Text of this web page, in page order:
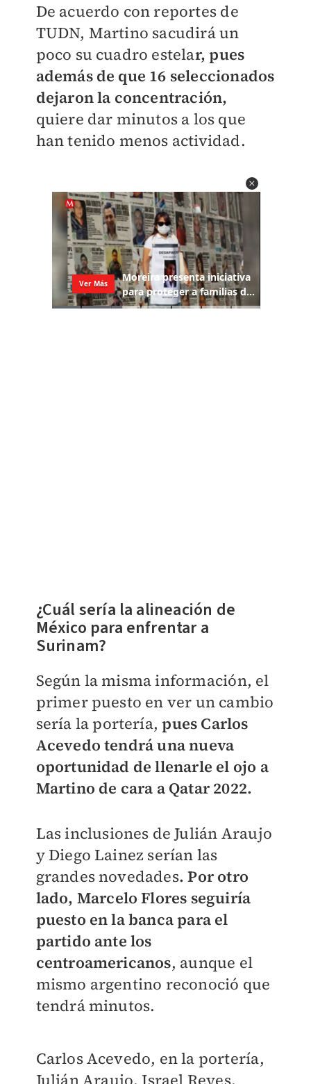
De acuerdo con reportes de
TUDN, Martino sacudirá un
poco su cuadro estelar, pues
además de que 16 seleccionados
dejaron la concentración,
quiere dar minutos a los que
han tenido menos actividad.
¿Cuál sería la alineación de
México para enfrentar a
Surinam?
Según la misma información, el
primer puesto en ver un cambio
sería la portería,pues Carlos
Acevedo tendrá una nueva
oportunidad de llenarle el ojo a
Martino de cara a Qatar 2022.
Las inclusiones de Julián Araujo
y Diego Lainez serían las
grandes novedades. Por otro
lado, Marcelo Flores seguiría
puesto en la banca para el
partido ante los
centroamericanos, aunque el
mismo argentino reconoció que
tendrá minutos.
Carlos Acevedo, en la portería,